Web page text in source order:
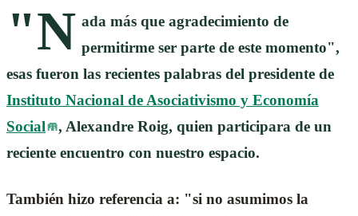
"N ada más que agradecimiento de
permitirme ser parte de este momento",
esas fueron las recientes palabras del presidente de
Instituto Nacional de Asociativismo y Economía
Social
, Alexandre Roig, quien participara de un
reciente encuentro con nuestro espacio.
También hizo referencia a: "si no asumimos la